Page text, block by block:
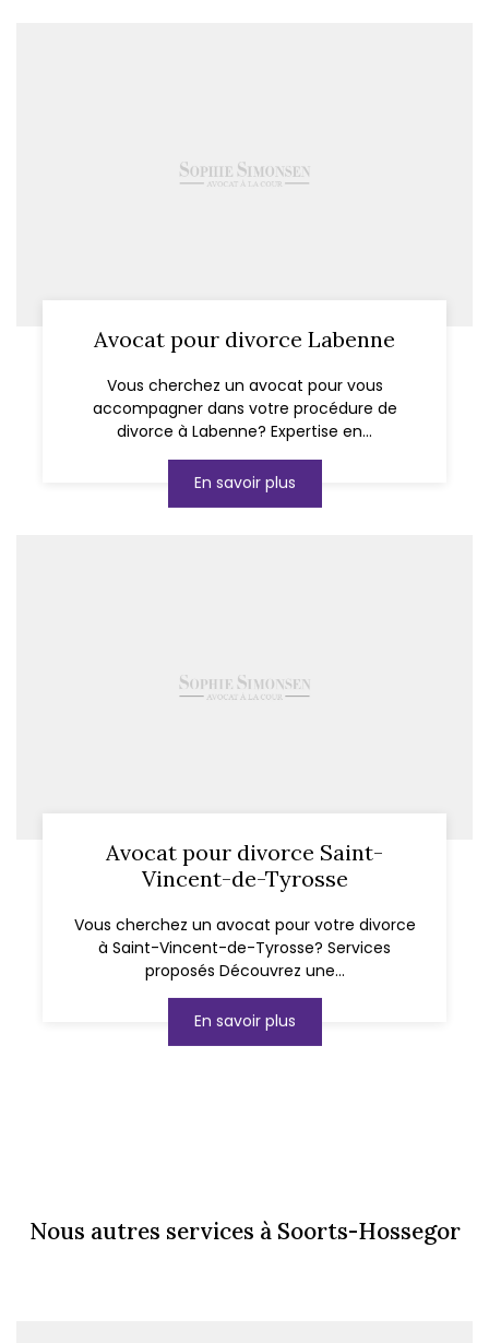
Avocat pour divorce Labenne
Vous cherchez un avocat pour vous
accompagner dans votre procédure de
divorce à Labenne? Expertise en...
En savoir plus
Avocat pour divorce Saint-
Vincent-de-Tyrosse
Vous cherchez un avocat pour votre divorce
à Saint-Vincent-de-Tyrosse? Services
proposés Découvrez une...
En savoir plus
Nous autres services à Soorts-Hossegor